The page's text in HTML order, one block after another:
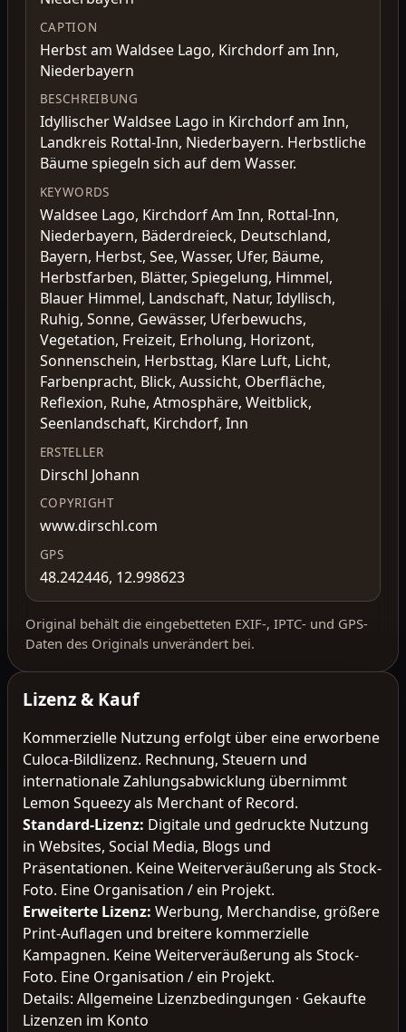
CAPTION
Herbst am Waldsee Lago, Kirchdorf am Inn,
Niederbayern
BESCHREIBUNG
Idyllischer Waldsee Lago in Kirchdorf am Inn,
Landkreis Rottal-Inn, Niederbayern. Herbstliche
Bäume spiegeln sich auf dem Wasser.
KEYWORDS
Waldsee Lago, Kirchdorf Am Inn, Rottal-Inn,
Niederbayern, Bäderdreieck, Deutschland,
Bayern, Herbst, See, Wasser, Ufer, Bäume,
Herbstfarben, Blätter, Spiegelung, Himmel,
Blauer Himmel, Landschaft, Natur, Idyllisch,
Ruhig, Sonne, Gewässer, Uferbewuchs,
Vegetation, Freizeit, Erholung, Horizont,
Sonnenschein, Herbsttag, Klare Luft, Licht,
Farbenpracht, Blick, Aussicht, Oberfläche,
Reflexion, Ruhe, Atmosphäre, Weitblick,
Seenlandschaft, Kirchdorf, Inn
ERSTELLER
Dirschl Johann
COPYRIGHT
www.dirschl.com
GPS
48.242446, 12.998623
Original behält die eingebetteten EXIF-, IPTC- und GPS-
Daten des Originals unverändert bei.
Lizenz & Kauf
Kommerzielle Nutzung erfolgt über eine erworbene
Culoca-Bildlizenz. Rechnung, Steuern und
internationale Zahlungsabwicklung übernimmt
Lemon Squeezy als Merchant of Record.
Standard-Lizenz: Digitale und gedruckte Nutzung
in Websites, Social Media, Blogs und
Präsentationen. Keine Weiterveräußerung als Stock-
Foto. Eine Organisation / ein Projekt.
Erweiterte Lizenz: Werbung, Merchandise, größere
Print-Auflagen und breitere kommerzielle
Kampagnen. Keine Weiterveräußerung als Stock-
Foto. Eine Organisation / ein Projekt.
Details: Allgemeine Lizenzbedingungen · Gekaufte
Lizenzen im Konto